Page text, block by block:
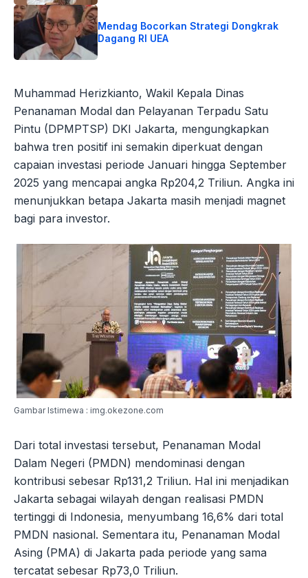
Mendag Bocorkan Strategi Dongkrak
Dagang RI UEA
Muhammad Herizkianto, Wakil Kepala Dinas
Penanaman Modal dan Pelayanan Terpadu Satu
Pintu (DPMPTSP) DKI Jakarta, mengungkapkan
bahwa tren positif ini semakin diperkuat dengan
capaian investasi periode Januari hingga September
2025 yang mencapai angka Rp204,2 Triliun. Angka ini
menunjukkan betapa Jakarta masih menjadi magnet
bagi para investor.
Gambar Istimewa : img.okezone.com
Dari total investasi tersebut, Penanaman Modal
Dalam Negeri (PMDN) mendominasi dengan
kontribusi sebesar Rp131,2 Triliun. Hal ini menjadikan
Jakarta sebagai wilayah dengan realisasi PMDN
tertinggi di Indonesia, menyumbang 16,6% dari total
PMDN nasional. Sementara itu, Penanaman Modal
Asing (PMA) di Jakarta pada periode yang sama
tercatat sebesar Rp73,0 Triliun.